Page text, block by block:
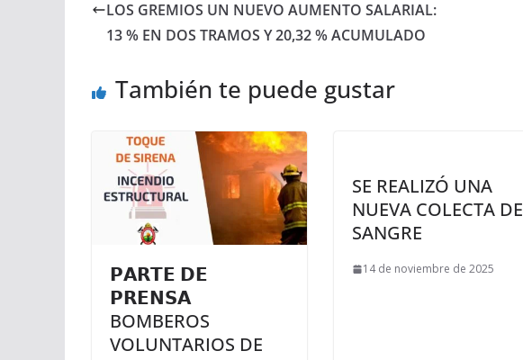
LOS GREMIOS UN NUEVO AUMENTO SALARIAL:
13 % EN DOS TRAMOS Y 20,32 % ACUMULADO
También te puede gustar
𝗣𝗔𝗥𝗧𝗘 𝗗𝗘
𝗣𝗥𝗘𝗡𝗦𝗔
BOMBEROS
VOLUNTARIOS DE
SE REALIZÓ UNA
NUEVA COLECTA DE
SANGRE
14 de noviembre de 2025